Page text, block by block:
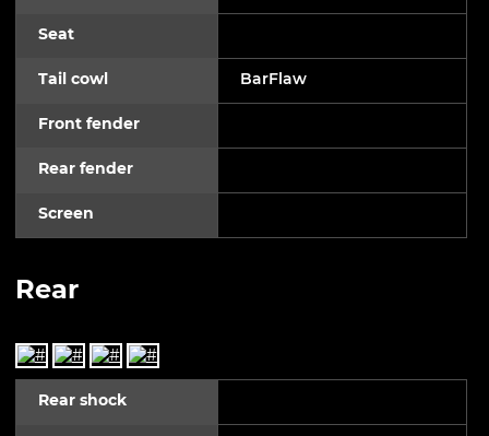
Seat
Tail cowl BarFlaw
Front fender
Rear fender
Screen
Rear
Rear shock